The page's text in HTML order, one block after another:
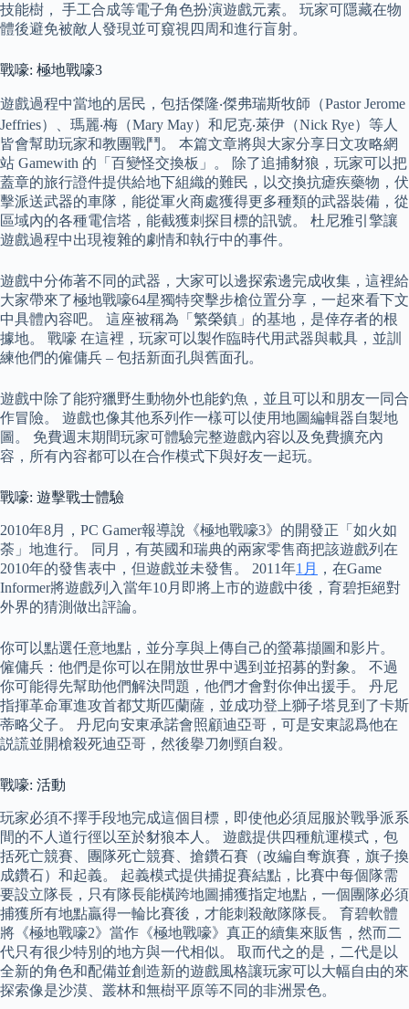
技能樹， 手工合成等電子角色扮演遊戲元素。 玩家可隱藏在物
體後避免被敵人發現並可窺視四周和進行盲射。
戰嚎: 極地戰嚎3
遊戲過程中當地的居民，包括傑隆‧傑弗瑞斯牧師（Pastor Jerome
Jeffries）、瑪麗‧梅（Mary May）和尼克‧萊伊（Nick Rye）等人
皆會幫助玩家和教團戰鬥。 本篇文章將與大家分享日文攻略網
站 Gamewith 的「百變怪交換板」。 除了追捕豺狼，玩家可以把
蓋章的旅行證件提供給地下組織的難民，以交換抗瘧疾藥物，伏
擊派送武器的車隊，能從軍火商處獲得更多種類的武器裝備，從
區域內的各種電信塔，能截獲刺探目標的訊號。 杜尼雅引擎讓
遊戲過程中出現複雜的劇情和執行中的事件。
遊戲中分佈著不同的武器，大家可以邊探索邊完成收集，這裡給
大家帶來了極地戰嚎64星獨特突擊步槍位置分享，一起來看下文
中具體內容吧。 這座被稱為「繁榮鎮」的基地，是倖存者的根
據地。 戰嚎 在這裡，玩家可以製作臨時代用武器與載具，並訓
練他們的僱傭兵 – 包括新面孔與舊面孔。
遊戲中除了能狩獵野生動物外也能釣魚，並且可以和朋友一同合
作冒險。 遊戲也像其他系列作一樣可以使用地圖編輯器自製地
圖。 免費週末期間玩家可體驗完整遊戲內容以及免費擴充內
容，所有內容都可以在合作模式下與好友一起玩。
戰嚎: 遊擊戰士體驗
2010年8月，PC Gamer報導說《極地戰嚎3》的開發正「如火如
荼」地進行。 同月，有英國和瑞典的兩家零售商把該遊戲列在
2010年的發售表中，但遊戲並未發售。 2011年1月
，在Game
Informer將遊戲列入當年10月即將上市的遊戲中後，育碧拒絕對
外界的猜測做出評論。
你可以點選任意地點，並分享與上傳自己的螢幕擷圖和影片。
僱傭兵：他們是你可以在開放世界中遇到並招募的對象。 不過
你可能得先幫助他們解決問題，他們才會對你伸出援手。 丹尼
指揮革命軍進攻首都艾斯匹蘭薩，並成功登上獅子塔見到了卡斯
蒂略父子。 丹尼向安東承諾會照顧迪亞哥，可是安東認爲他在
説謊並開槍殺死迪亞哥，然後擧刀刎頸自殺。
戰嚎: 活動
玩家必須不擇手段地完成這個目標，即使他必須屈服於戰爭派系
間的不人道行徑以至於豺狼本人。 遊戲提供四種航運模式，包
括死亡競賽、團隊死亡競賽、搶鑽石賽（改編自奪旗賽，旗子換
成鑽石）和起義。 起義模式提供捕捉賽結點，比賽中每個隊需
要設立隊長，只有隊長能橫跨地圖捕獲指定地點，一個團隊必須
捕獲所有地點贏得一輪比賽後，才能刺殺敵隊隊長。 育碧軟體
將《極地戰嚎2》當作《極地戰嚎》真正的續集來販售，然而二
代只有很少特別的地方與一代相似。 取而代之的是，二代是以
全新的角色和配備並創造新的遊戲風格讓玩家可以大幅自由的來
探索像是沙漠、叢林和無樹平原等不同的非洲景色。